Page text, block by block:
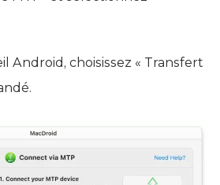
Android, choisissez « Transfert